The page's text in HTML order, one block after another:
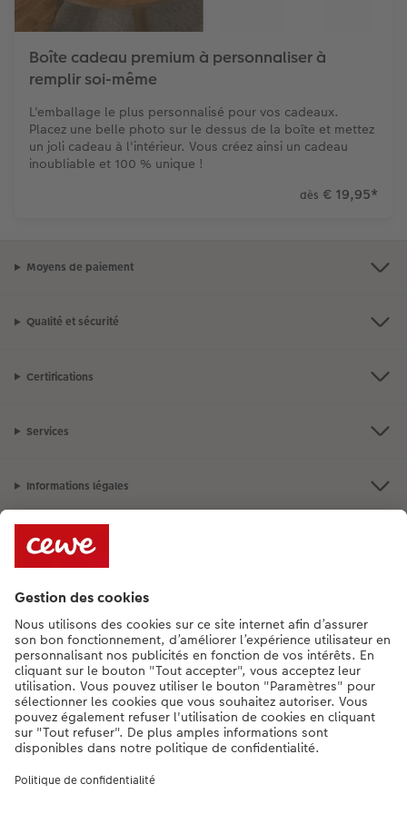
Modes de commande
Conseils pour vos livres photos
CEWE MYPHOTOS
Accessoires
Boîte cadeau premium à personnaliser à
remplir soi-même
L'emballage le plus personnalisé pour vos cadeaux.
Placez une belle photo sur le dessus de la boîte et mettez
un joli cadeau à l'intérieur. Vous créez ainsi un cadeau
inoubliable et 100 % unique !
dès € 19,95*
Moyens de paiement
Qualité et sécurité
Certifications
Services
Informations légales
Assortiment
**Besoin d'aide ou d'un conseil pour créer votre produit ?015 29 56 13
[Lu-Ve : 9:00 - 20:00h | Sa : 9.00 - 17:00h | Di : 12.00 - 16:00h]
FR|NL